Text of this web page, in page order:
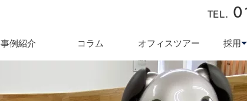
テレワーク導入支援 オフィス
事例紹介 コラム オフィスツアー 採用
採用
TEL.